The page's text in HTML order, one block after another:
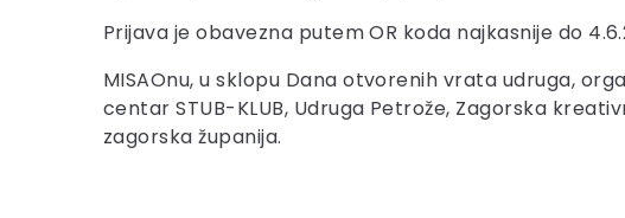
Prijava je obavezna putem OR koda najkasnije do
MISAOnu, u sklopu Dana otvorenih vrata udruga,
centar STUB-KLUB, Udruga Petrože, Zagorska
zagorska županija.